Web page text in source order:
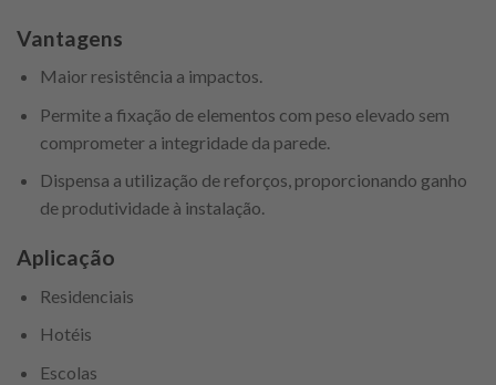
Vantagens
Maior resistência a impactos.
Permite a fixação de elementos com peso elevado sem
comprometer a integridade da parede.
Dispensa a utilização de reforços, proporcionando ganho
de produtividade à instalação.
Aplicação
Residenciais
Hotéis
Escolas